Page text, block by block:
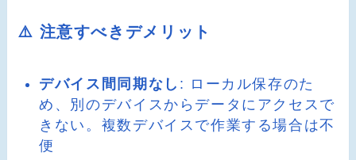
⚠️ 注意すべきデメリット
デバイス間同期なし : ローカル保存のた
め、別のデバイスからデータにアクセスで
きない。複数デバイスで作業する場合は不
便